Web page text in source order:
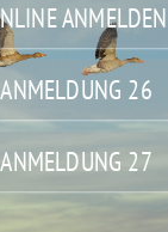
ANMELDEN
ANMELDUNG 26
ANMELDUNG 27